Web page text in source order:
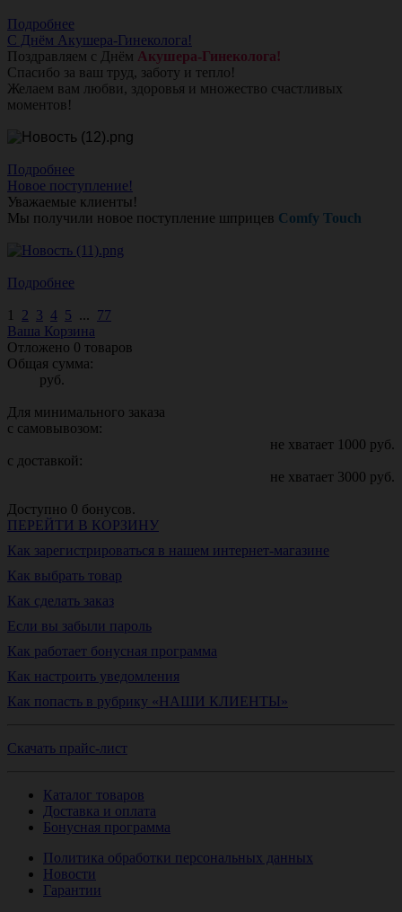
Подробнее
С Днём Акушера-Гинеколога!
Поздравляем с Днём Акушера-Гинеколога!
Спасибо за ваш труд, заботу и тепло!
Желаем вам любви, здоровья и множество счастливых
моментов!
Подробнее
Новое поступление!
Уважаемые клиенты!
Мы получили новое поступление шприцев Comfy Touch
Подробнее
1 2 3 4 5 ... 77
Ваша Корзина
Отложено 0 товаров
Общая сумма:
руб.
Для минимального заказа
с самовывозом:
не хватает 1000 руб.
с доставкой:
не хватает 3000 руб.
Доступно 0 бонусов.
ПЕРЕЙТИ В КОРЗИНУ
Как зарегистрироваться в нашем интернет-магазине
Как выбрать товар
Как сделать заказ
Если вы забыли пароль
Как работает бонусная программа
Как настроить уведомления
Как попасть в рубрику «НАШИ КЛИЕНТЫ»
Скачать прайс-лист
Каталог товаров
Доставка и оплата
Бонусная программа
Политика обработки персональных данных
Новости
Гарантии